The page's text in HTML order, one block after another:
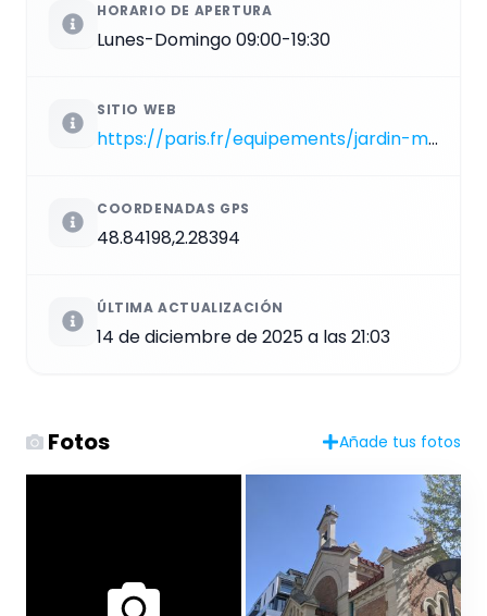
HORARIO DE APERTURA
Lunes-Domingo 09:00-19:30
SITIO WEB
https://paris.fr/equipements/jardin-marguerite-boucicaut-18954
COORDENADAS GPS
48.84198,2.28394
ÚLTIMA ACTUALIZACIÓN
14 de diciembre de 2025 a las 21:03
Fotos Añade tus fotos